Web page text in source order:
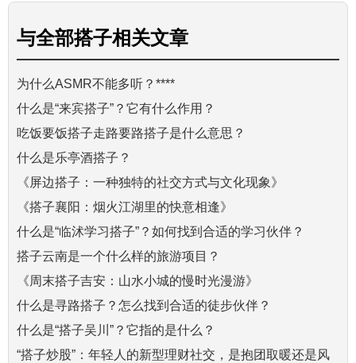
与全部搭子相关文章
为什么ASMR不能多听？****
什么是“来宾搭子”？它有什么作用？
吃饭要饭搭子走路要路搭子是什么意思？
什么是乐亭酒搭子？
《屏边搭子：一种独特的社交方式与文化现象》
《搭子襄阳：烟火江湖里的快意相逢》
什么是“临沭学习搭子”？如何找到合适的学习伙伴？
搭子云南是一个什么样的旅游项目？
《周末搭子吉安：山水小城的慢时光漫游》
什么是寻路搭子？怎么找到合适的徒步伙伴？
什么是“搭子吴川”？它指的是什么？
“搭子炒股”：年轻人的新型理财社交，是抱团取暖还是风